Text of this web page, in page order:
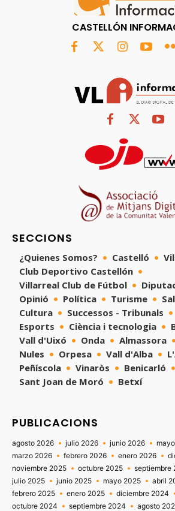
CASTELLÓN
SECCIONS
¿Quienes Somos? Castelló
Club Deportivo Castellón
Villarreal Club de Fútbol
Opinió
Política Turisme
Cultura
Successos - Tribunals
Esports
Ciència i tecnologia
Vall d'Uixó
Onda Almassora
Nules
Orpesa Vall d'Alba
Peñíscola
Vinaròs
Benicarló
Sant Joan de Moró
Betxí
PUBLICACIONS
agosto 2026 julio 2026 junio 2026
marzo 2026
febrero 2026 enero 2026
noviembre 2025
octubre 2025 septiembre
julio 2025
junio 2025 mayo 2025 abril
febrero 2025
enero 2025 diciembre 2024
octubre 2024
septiembre 2024 agosto